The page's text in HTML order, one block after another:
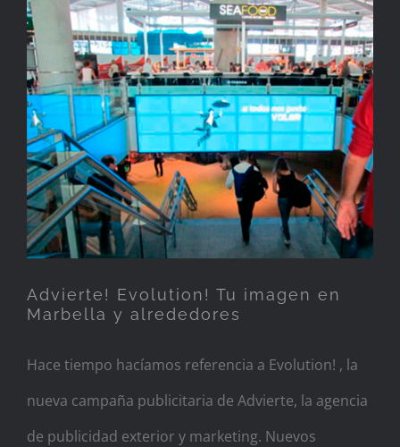
Advierte! Evolution! Tu
imagen en Marbella y
alrededores
Advierte! Evolution! Tu imagen en
Marbella y alrededores
Hace tiempo hacíamos referencia a Evolution! , la
nueva campaña publicitaria de Advierte, la agencia
de publicidad exterior y marketing. Nuevos